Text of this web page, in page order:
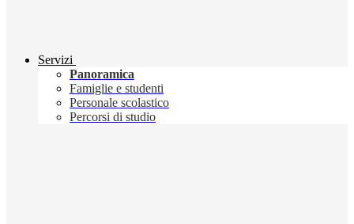
Servizi
Panoramica
Famiglie e studenti
Personale scolastico
Percorsi di studio